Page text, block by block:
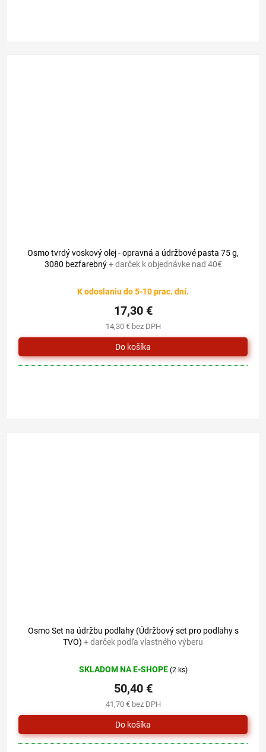
Osmo tvrdý voskový olej - opravná a údržbové pasta 75 g,
3080 bezfarebný+ darček k objednávke nad 40€
K odoslaniu do 5-10 prac. dní.
14,30 € bez DPH
17,30 €
Osmo Set na údržbu podlahy (Údržbový set pro podlahy s
TVO) + darček podľa vlastného výberu
SKLADOM NA E-SHOPE (2 ks)
41,70 € bez DPH
50,40 €